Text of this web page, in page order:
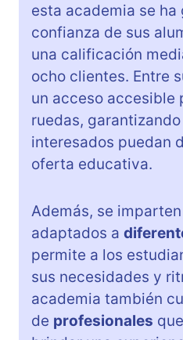
esta academia se ha
confianza de sus
una calificación
ocho clientes. Entre
un acceso accesible
ruedas,
interesados puedan
oferta educativa.
Además, se
adaptados a
permite a los
sus necesidades y
academia también
de profesionales